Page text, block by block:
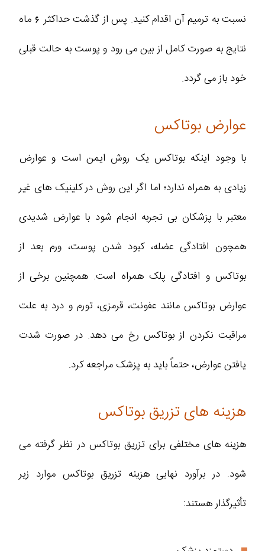
نسبت به ترمیم آن اقدام کنید. پس از گذشت حداکثر 6 ماه
نتایج به صورت کامل از بین می رود و پوست به حالت قبلی
خود باز می گردد.
عوارض بوتاکس
با وجود اینکه بوتاکس یک روش ایمن است و عوارض
زیادی به همراه ندارد؛ اما اگر این روش در کلینیک های غیر
معتبر با پزشکان بی تجربه انجام شود با عوارض شدیدی
همچون افتادگی عضله، کبود شدن پوست، ورم بعد از
بوتاکس و افتادگی پلک همراه است. همچنین برخی از
عوارض بوتاکس مانند عفونت، قرمزی، تورم و درد به علت
مراقبت نکردن از بوتاکس رخ می دهد. در صورت شدت
یافتن عوارض، حتماً باید به پزشک مراجعه کرد.
هزینه های تزریق بوتاکس
هزینه های مختلفی برای تزریق بوتاکس در نظر گرفته می
شود. در برآورد نهایی هزینه تزریق بوتاکس موارد زیر
تأثیرگذار هستند: